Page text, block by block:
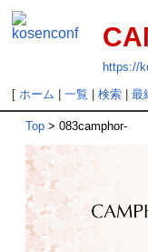
https://
[ホーム |一覧 |検索 |最
Top > 083camphor-